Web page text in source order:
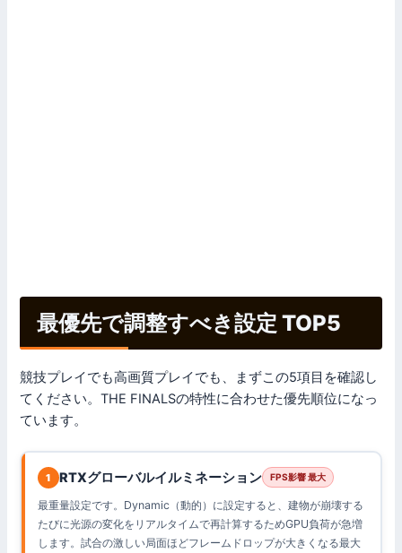
最優先で調整すべき設定 TOP5
競技プレイでも高画質プレイでも、まずこの5項目を確認し
てください。THE FINALSの特性に合わせた優先順位になっ
ています。
1 RTXグローバルイルミネーション FPS影響 最大
最重量設定です。Dynamic（動的）に設定すると、建物が崩壊する
たびに光源の変化をリアルタイムで再計算するためGPU負荷が急増
します。試合の激しい局面ほどフレームドロップが大きくなる最大